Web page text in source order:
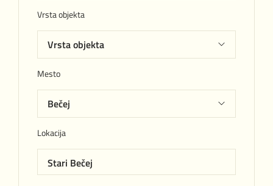
Vrsta objekta
Mesto
Lokacija
Stari Bečej